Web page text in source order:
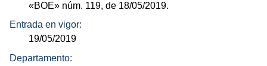
«BOE» núm. 119, de 18/05/2019.
Entrada en vigor:
19/05/2019
Departamento: